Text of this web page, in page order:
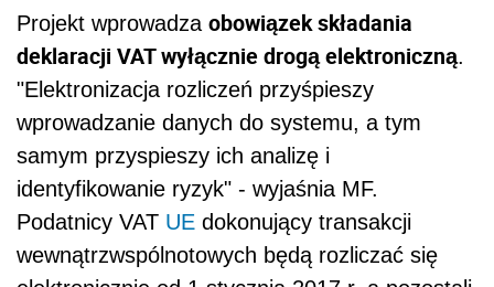
Projekt wprowadza obowiązek składania
deklaracji VAT wyłącznie drogą elektroniczną.
"Elektronizacja rozliczeń przyśpieszy
wprowadzanie danych do systemu, a tym
samym przyspieszy ich analizę i
identyfikowanie ryzyk" - wyjaśnia MF.
Podatnicy VAT UE dokonujący transakcji
wewnątrzwspólnotowych będą rozliczać się